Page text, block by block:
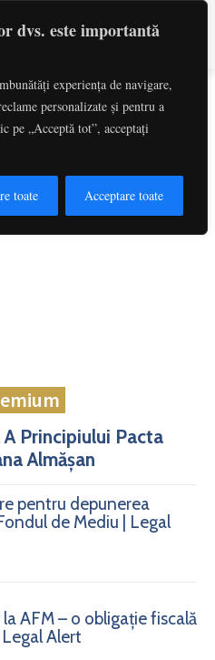
dvs. este importantă
experiența de navigare,
personalizate și pentru a
pe „Acceptă tot”, acceptați
toate Acceptare toate
Caută
Principiului Pacta
Almășan
pentru depunerea
de Mediu | Legal
AFM – o obligație fiscală
Alert